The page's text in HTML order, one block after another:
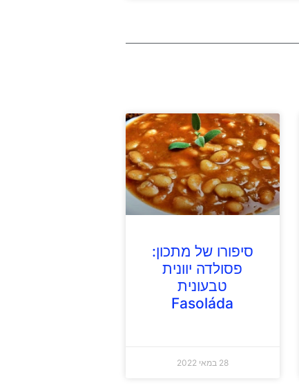
סיפורו של מתכון:
פסולדה יוונית
טבעונית
Fasoláda
28 במאי 2022